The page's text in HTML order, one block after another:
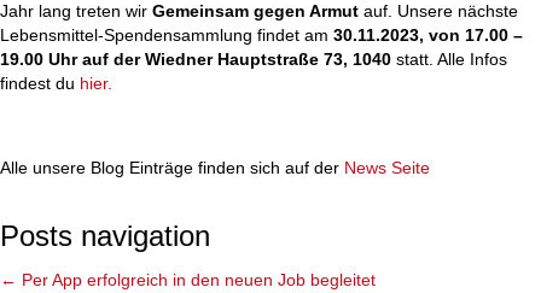
Jahr lang treten wir Gemeinsam gegen Armut auf. Unsere nächste
Lebensmittel-Spendensammlung findet am 30.11.2023, von 17.00 –
19.00 Uhr auf der Wiedner Hauptstraße 73, 1040 statt. Alle Infos
findest du hier.
Alle unsere Blog Einträge finden sich auf der News Seite
Posts navigation
← Per App erfolgreich in den neuen Job begleitet